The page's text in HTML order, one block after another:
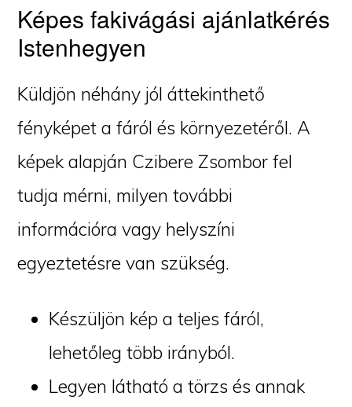
Képes fakivágási ajánlatkérés
Istenhegyen
Küldjön néhány jól áttekinthető
fényképet a fáról és környezetéről. A
képek alapján Czibere Zsombor fel
tudja mérni, milyen további
információra vagy helyszíni
egyeztetésre van szükség.
Készüljön kép a teljes fáról,
lehetőleg több irányból.
Legyen látható a törzs és annak